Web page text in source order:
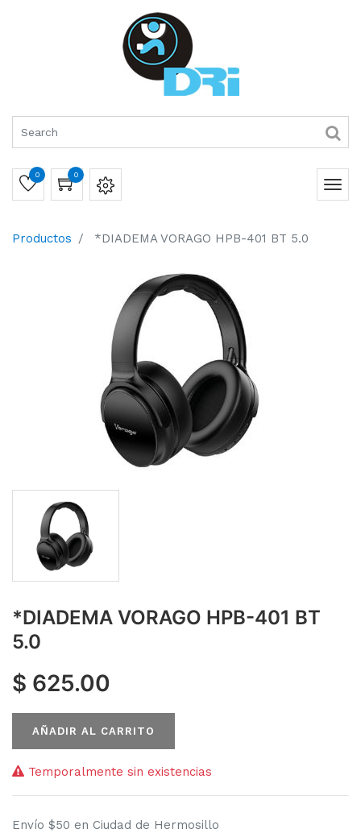
0 0
Productos *DIADEMA VORAGO HPB-401 BT 5.0
*DIADEMA VORAGO HPB-401 BT
5.0
$ 625.00
AÑADIR AL CARRITO
Temporalmente sin existencias
Envío $50 en Ciudad de Hermosillo